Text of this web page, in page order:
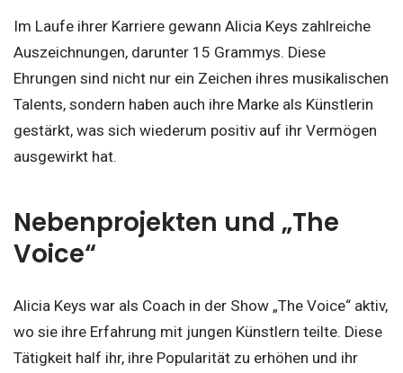
Im Laufe ihrer Karriere gewann Alicia Keys zahlreiche
Auszeichnungen, darunter 15 Grammys. Diese
Ehrungen sind nicht nur ein Zeichen ihres musikalischen
Talents, sondern haben auch ihre Marke als Künstlerin
gestärkt, was sich wiederum positiv auf ihr Vermögen
ausgewirkt hat.
Nebenprojekten und „The
Voice“
Alicia Keys war als Coach in der Show „The Voice“ aktiv,
wo sie ihre Erfahrung mit jungen Künstlern teilte. Diese
Tätigkeit half ihr, ihre Popularität zu erhöhen und ihr